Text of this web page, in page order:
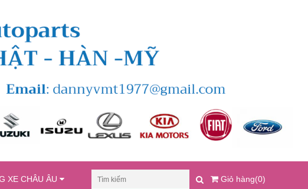
XE CHÂU ÂU Giỏ hàng(0)